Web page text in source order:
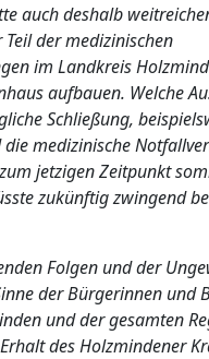
auch deshalb
der medizinischen
im Landkreis
aufbauen. Welche
Schließung,
medizinische
jetzigen Zeitpunkt
zukünftig zwingend
Folgen und der
der Bürgerinnen und
und der gesamten
des Holzmindener